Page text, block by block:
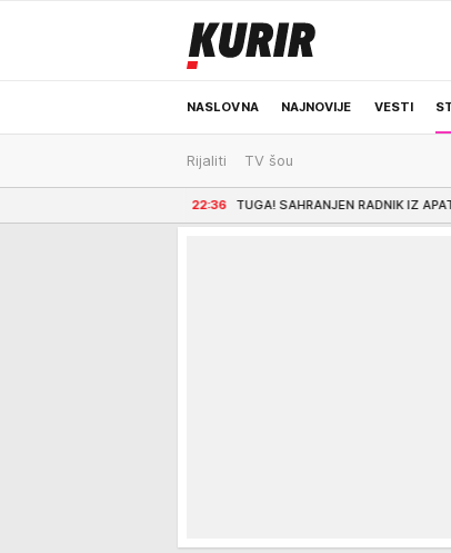
NASLOVNA NAJNOVIJE VESTI
ODRŽIVA BUDUĆNOST
Rijaliti TV šou
TUGA! SAHRANJEN RADNIK IZ APATINA KOJI JE SA